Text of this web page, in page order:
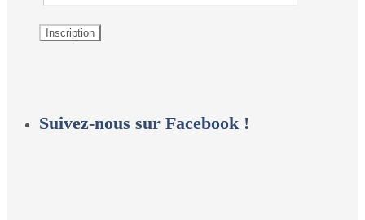
Suivez-nous sur Facebook !